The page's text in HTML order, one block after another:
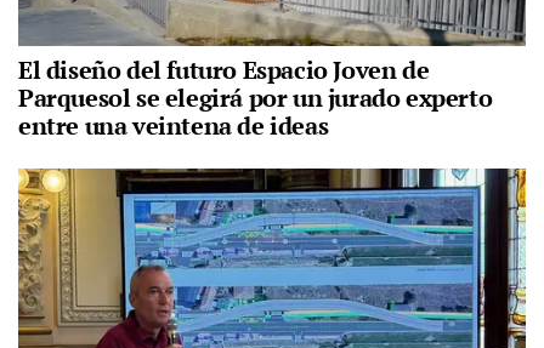
El diseño del futuro Espacio Joven de
Parquesol se elegirá por un jurado experto
entre una veintena de ideas